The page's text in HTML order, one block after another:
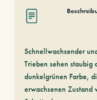
Schnellwachsender
Trieben sehen staubig
dunkelgrünen Farbe,
erwachsenen Zustand